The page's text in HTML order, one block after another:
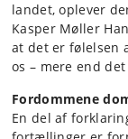
landet, oplever
Kasper Møller
at det er følelsen
os – mere end
Fordommene
En del af